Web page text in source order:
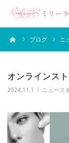
ブログ ニ
オンラインス
2024.11.1 ニュース
エステメニ
サロン案内